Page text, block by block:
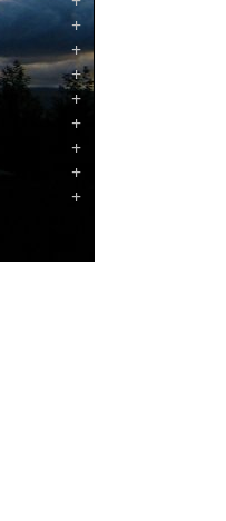
+
+
+
+
+
+
+
+